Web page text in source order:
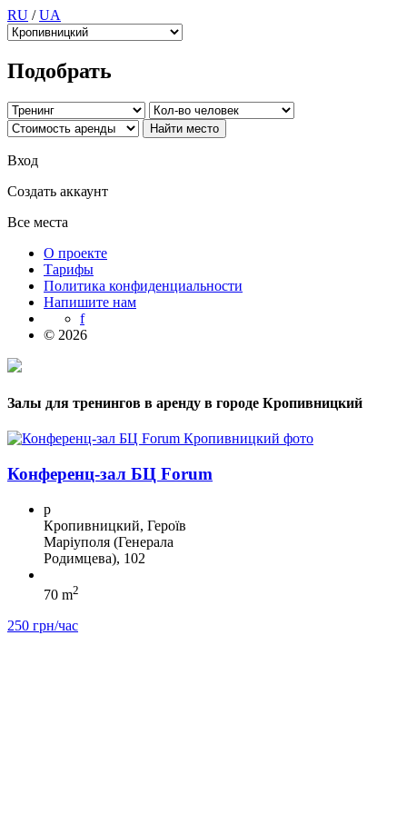
RU /UA
Подобрать
Вход
Создать аккаунт
Все места
О проекте
Тарифы
Политика конфиденциальности
Напишите нам
f
© 2026
Залы для тренингов в аренду в городе Кропивницкий
Конференц-зал БЦ Forum
p
Кропивницкий, Героїв
Маріуполя (Генерала
Родимцева), 102
70 m2
250 грн/час